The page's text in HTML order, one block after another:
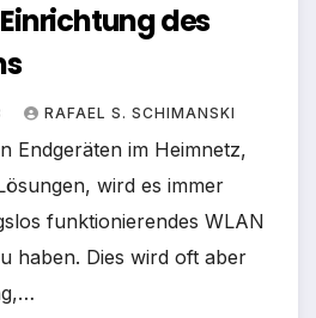
des
RAFAEL S. SCHIMANSKI
Endgeräten im Heimnetz,
wird es immer
funktionierendes WLAN
haben. Dies wird oft aber